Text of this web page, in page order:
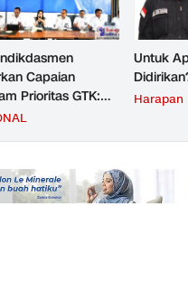
Capaian
Prioritas GTK:
Meningkat,
Untuk
Harapan